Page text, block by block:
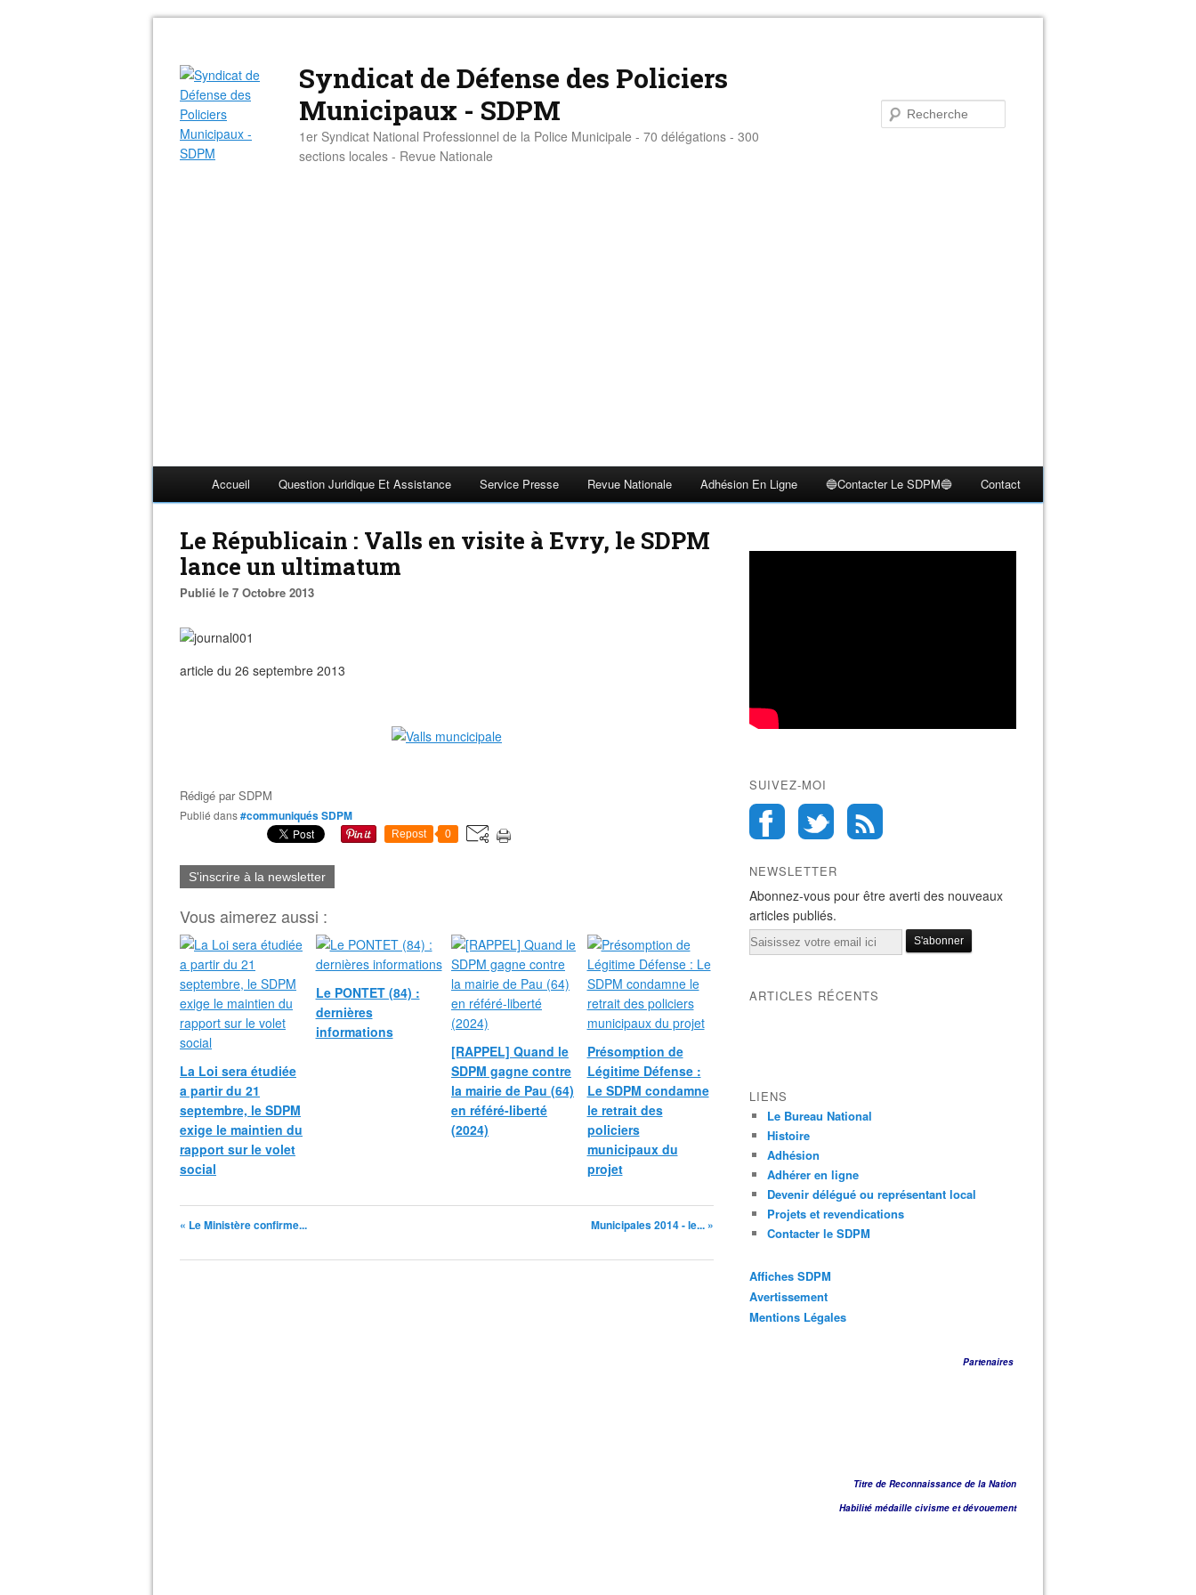
Syndicat de Défense des Policiers
Municipaux - SDPM
1er Syndicat National Professionnel de la Police Municipale - 70 délégations - 300
sections locales - Revue Nationale
Accueil Question Juridique Et Assistance Service Presse Revue Nationale Adhésion En Ligne 🔵Contacter Le SDPM🔵 Contact
Le Républicain : Valls en visite à Evry, le SDPM
lance un ultimatum
Publié le 7 Octobre 2013
article du 26 septembre 2013
Rédigé parSDPM
Publié dans#communiqués SDPM
Repost 0
S'inscrire à la newsletter
Vous aimerez aussi :
La Loi sera étudiée
a partir du 21
septembre, le SDPM
exige le maintien du
rapport sur le volet
social
Le PONTET (84) :
dernières
informations
[RAPPEL] Quand le
SDPM gagne contre
la mairie de Pau (64)
en référé-liberté
(2024)
Présomption de
Légitime Défense :
Le SDPM condamne
le retrait des
policiers
municipaux du
projet
« Le Ministère confirme... Municipales 2014 - le... »
SUIVEZ-MOI
NEWSLETTER
Abonnez-vous pour être averti des nouveaux
articles publiés.
Email
ARTICLES RÉCENTS
LIENS
Le Bureau National
Histoire
Adhésion
Adhérer en ligne
Devenir délégué ou représentant local
Projets et revendications
Contacter le SDPM
Affiches SDPM
Avertissement
Mentions Légales
Partenaires
Titre de Reconnaissance de la Nation
Habilité médaille civisme et dévouement